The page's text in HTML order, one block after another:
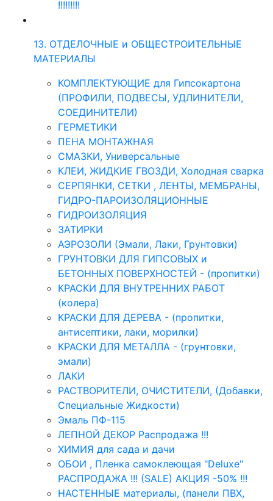
!!!!!!!!!
13. ОТДЕЛОЧНЫЕ и ОБЩЕСТРОИТЕЛЬНЫЕ
МАТЕРИАЛЫ
КОМПЛЕКТУЮЩИЕ для Гипсокартона
(ПРОФИЛИ, ПОДВЕСЫ, УДЛИНИТЕЛИ,
СОЕДИНИТЕЛИ)
ГЕРМЕТИКИ
ПЕНА МОНТАЖНАЯ
СМАЗКИ, Универсальные
КЛЕИ, ЖИДКИЕ ГВОЗДИ, Холодная сварка
СЕРПЯНКИ, СЕТКИ , ЛЕНТЫ, МЕМБРАНЫ,
ГИДРО-ПАРОИЗОЛЯЦИОННЫЕ
ГИДРОИЗОЛЯЦИЯ
ЗАТИРКИ
АЭРОЗОЛИ (Эмали, Лаки, Грунтовки)
ГРУНТОВКИ ДЛЯ ГИПСОВЫХ и
БЕТОННЫХ ПОВЕРХНОСТЕЙ - (пропитки)
КРАСКИ ДЛЯ ВНУТРЕННИХ РАБОТ
(колера)
КРАСКИ ДЛЯ ДЕРЕВА - (пропитки,
антисептики, лаки, морилки)
КРАСКИ ДЛЯ МЕТАЛЛА - (грунтовки,
эмали)
ЛАКИ
РАСТВОРИТЕЛИ, ОЧИСТИТЕЛИ, (Добавки,
Специальные Жидкости)
Эмаль ПФ-115
ЛЕПНОЙ ДЕКОР Распродажа !!!
ХИМИЯ для сада и дачи
ОБОИ , Пленка самоклеющая "Deluxe"
РАСПРОДАЖА !!! (SALE) АКЦИЯ -50% !!!
НАСТЕННЫЕ материалы, (панели ПВХ,